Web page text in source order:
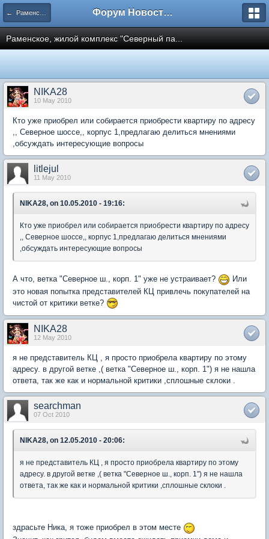
← Раменское Форум Новостройки
Раменское, жилой комплекс "Северный па...
NIKA28
10 May 2010
Кто уже приобрел или собирается приобрести квартиру по адресу
,, Северное шоссе,, корпус 1,предлагаю делиться мнениями
,обсуждать интересующие вопросы
litlejul
11 May 2010
NIKA28, on 10.05.2010 - 19:16:
Кто уже приобрел или собирается приобрести квартиру по адресу
,, Северное шоссе,, корпус 1,предлагаю делиться мнениями
,обсуждать интересующие вопросы
А что, ветка "Северное ш., корп. 1" уже не устраивает?
Или
это новая попытка представителей КЦ привлечь покупателей на
чистой от критики ветке?
NIKA28
12 May 2010
я не представитель КЦ , я просто приобрела квартиру по этому
адресу. в другой ветке ,( ветка "Северное ш., корп. 1") я не нашла
ответа, так же как и нормальной критики ,сплошные склоки .
searchman
07 Oct 2010
NIKA28, on 12.05.2010 - 20:06:
я не представитель КЦ , я просто приобрела квартиру по этому
адресу. в другой ветке ,( ветка "Северное ш., корп. 1") я не нашла
ответа, так же как и нормальной критики ,сплошные склоки .
здрасьте Ника, я тоже приобрел в этом месте